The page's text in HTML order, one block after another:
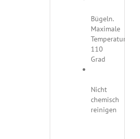
Bügeln.
Maximale
Temperatur
110
Grad
Nicht
chemisch
reinigen